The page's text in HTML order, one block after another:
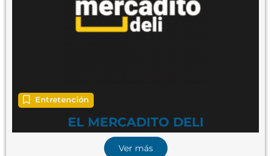
Entretención
EL MERCADITO DELI
Ver más